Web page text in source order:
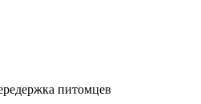
питомцев